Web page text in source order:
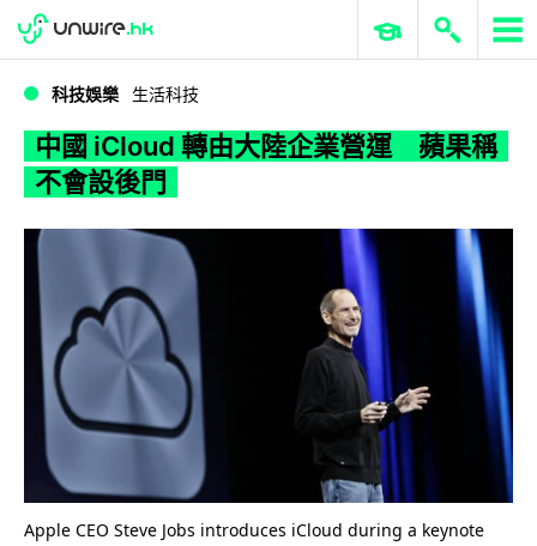
WWDC 2026 ERP 與商業 AI
科技娛樂 生活科技
中國 iCloud 轉由大陸企業營運 蘋果稱
不會設後門
Apple CEO Steve Jobs introduces iCloud during a keynote